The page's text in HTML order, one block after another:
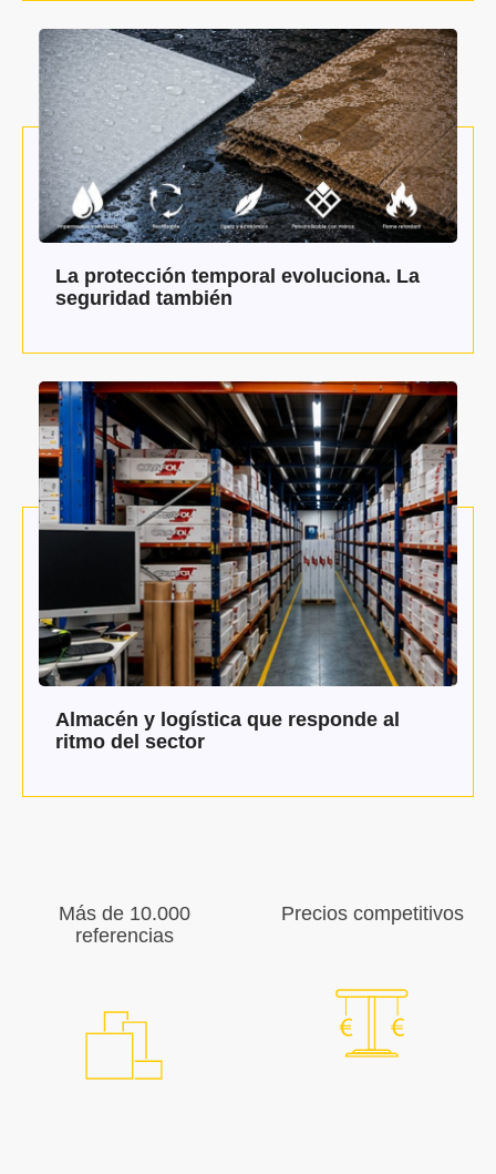
La protección temporal evoluciona. La
seguridad también
Almacén y logística que responde al
ritmo del sector
Más de 10.000
referencias
Precios competitivos